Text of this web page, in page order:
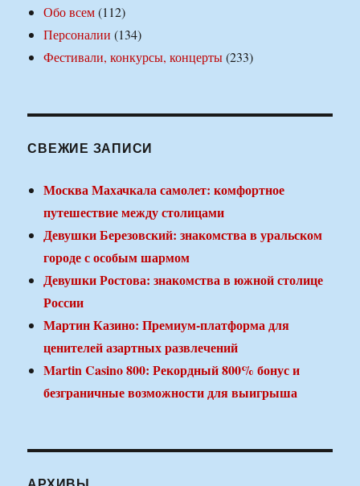
Обо всем(112)
Персоналии (134)
Фестивали, конкурсы, концерты(233)
СВЕЖИЕ ЗАПИСИ
Москва Махачкала самолет: комфортное
путешествие между столицами
Девушки Березовский: знакомства в уральском
городе с особым шармом
Девушки Ростова: знакомства в южной столице
России
Мартин Казино: Премиум-платформа для
ценителей азартных развлечений
Martin Casino 800: Рекордный 800% бонус и
безграничные возможности для выигрыша